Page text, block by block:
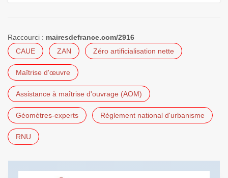
Raccourci : mairesdefrance.com/2916
CAUE
ZAN Zéro artificialisation nette
Maîtrise d'œuvre
Assistance à maîtrise d'ouvrage (AOM)
Géomètres-experts Règlement national d'urbanisme
RNU